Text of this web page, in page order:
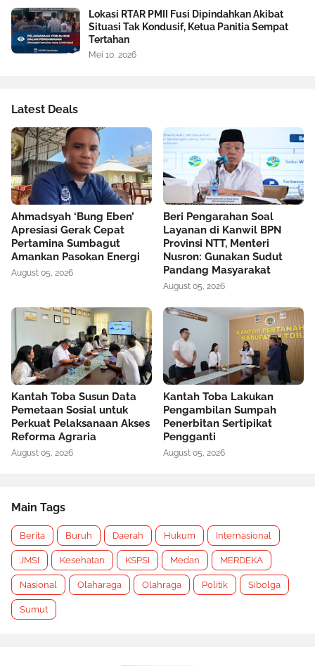
Lokasi RTAR PMII Fusi Dipindahkan Akibat
Situasi Tak Kondusif, Ketua Panitia Sempat
Tertahan
Mei 10, 2026
Latest Deals
Ahmadsyah ‘Bung Eben’
Apresiasi Gerak Cepat
Pertamina Sumbagut
Amankan Pasokan Energi
August 05, 2026
Beri Pengarahan Soal
Layanan di Kanwil BPN
Provinsi NTT, Menteri
Nusron: Gunakan Sudut
Pandang Masyarakat
August 05, 2026
Kantah Toba Susun Data
Pemetaan Sosial untuk
Perkuat Pelaksanaan Akses
Reforma Agraria
August 05, 2026
Kantah Toba Lakukan
Pengambilan Sumpah
Penerbitan Sertipikat
Pengganti
August 05, 2026
Main Tags
Berita Buruh Daerah Hukum Internasional
JMSI Kesehatan KSPSI Medan MERDEKA
Nasional Olaharaga Olahraga Politik Sibolga
Sumut